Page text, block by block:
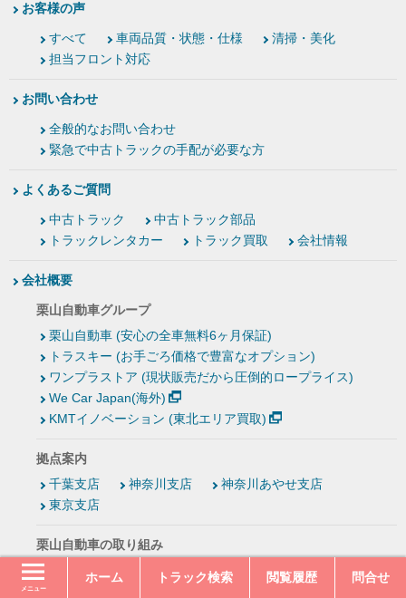
メニュー
ホーム トラック検索 閲覧履歴 問合せ
お客様の声
すべて 車両品質・状態・仕様
清掃・美化
担当フロント対応
お問い合わせ
全般的なお問い合わせ
緊急で中古トラックの手配が必要な方
よくあるご質問
中古トラック
中古トラック部品
トラックレンタカー
トラック買取 会社情報
会社概要
栗山自動車グループ
栗山自動車 (安心の全車無料6ヶ月保証)
トラスキー (お手ごろ価格で豊富なオプション)
ワンプラストア (現状販売だから圧倒的ロープライス)
We Car Japan(海外)
KMTイノベーション (東北エリア買取)
拠点案内
千葉支店
神奈川支店
神奈川あやせ支店
東京支店
栗山自動車の取り組み
品質・サービスの向上
環境保全・社会貢献